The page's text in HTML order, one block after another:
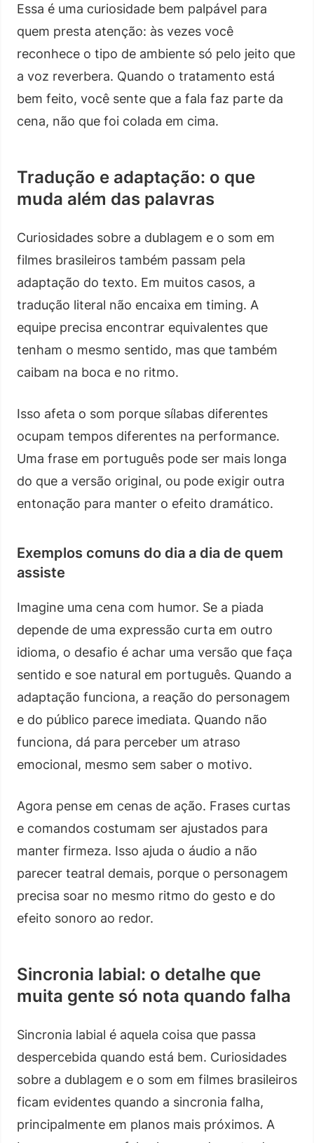
Essa é uma curiosidade bem palpável para
quem presta atenção: às vezes você
reconhece o tipo de ambiente só pelo jeito que
a voz reverbera. Quando o tratamento está
bem feito, você sente que a fala faz parte da
cena, não que foi colada em cima.
Tradução e adaptação: o que
muda além das palavras
Curiosidades sobre a dublagem e o som em
filmes brasileiros também passam pela
adaptação do texto. Em muitos casos, a
tradução literal não encaixa em timing. A
equipe precisa encontrar equivalentes que
tenham o mesmo sentido, mas que também
caibam na boca e no ritmo.
Isso afeta o som porque sílabas diferentes
ocupam tempos diferentes na performance.
Uma frase em português pode ser mais longa
do que a versão original, ou pode exigir outra
entonação para manter o efeito dramático.
Exemplos comuns do dia a dia de quem
assiste
Imagine uma cena com humor. Se a piada
depende de uma expressão curta em outro
idioma, o desafio é achar uma versão que faça
sentido e soe natural em português. Quando a
adaptação funciona, a reação do personagem
e do público parece imediata. Quando não
funciona, dá para perceber um atraso
emocional, mesmo sem saber o motivo.
Agora pense em cenas de ação. Frases curtas
e comandos costumam ser ajustados para
manter firmeza. Isso ajuda o áudio a não
parecer teatral demais, porque o personagem
precisa soar no mesmo ritmo do gesto e do
efeito sonoro ao redor.
Sincronia labial: o detalhe que
muita gente só nota quando falha
Sincronia labial é aquela coisa que passa
despercebida quando está bem. Curiosidades
sobre a dublagem e o som em filmes brasileiros
ficam evidentes quando a sincronia falha,
principalmente em planos mais próximos. A